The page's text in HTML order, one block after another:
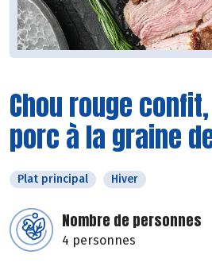
Chou rouge
porc à la graine
Plat principal Hiver
Nombre de personnes
4 personnes